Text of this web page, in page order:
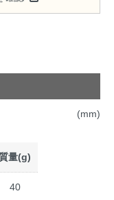
(mm)
量(g)
40